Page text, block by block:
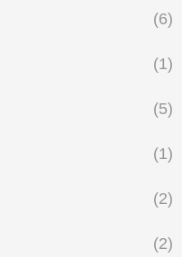
(6)
(1)
(5)
(1)
(2)
(2)